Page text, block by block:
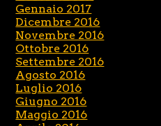
Gennaio 2017
Dicembre 2016
Novembre 2016
Ottobre 2016
Settembre 2016
Agosto 2016
Luglio 2016
Giugno 2016
Maggio 2016